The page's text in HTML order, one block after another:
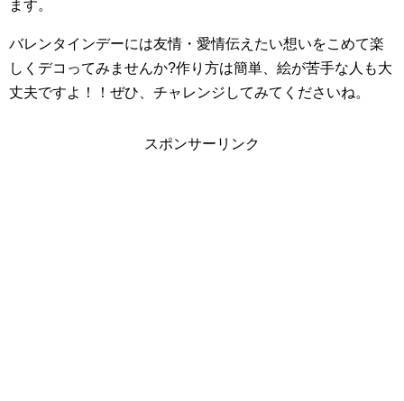
ます。
バレンタインデーには友情・愛情伝えたい想いをこめて楽
しくデコってみませんか?作り方は簡単、絵が苦手な人も大
丈夫ですよ！！ぜひ、チャレンジしてみてくださいね。
スポンサーリンク